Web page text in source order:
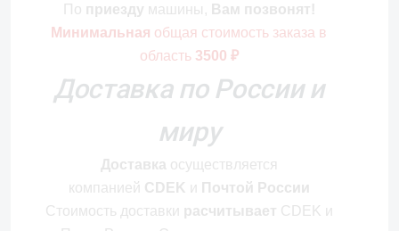
По приезду машины, Вам позвонят!
Минимальная общая стоимость заказа в
область3500 ₽
Доставка по России и
миру
Доставка осуществляется
компанией CDEK и Почтой России
Стоимость доставки расчитывает CDEK и